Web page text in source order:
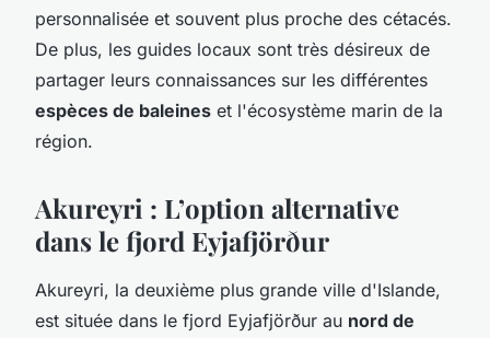
personnalisée et souvent plus proche des cétacés.
De plus, les guides locaux sont très désireux de
partager leurs connaissances sur les différentes
espèces de baleines et l'écosystème marin de la
région.
Akureyri : L’option alternative
dans le fjord Eyjafjörður
Akureyri, la deuxième plus grande ville d'Islande,
est située dans le fjord Eyjafjörður au nord de